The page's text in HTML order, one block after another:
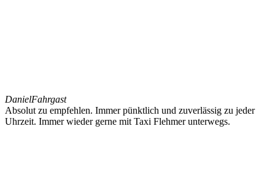
DanielFahrgast
Absolut zu empfehlen. Immer pünktlich und zuverlässig zu jeder
Uhrzeit. Immer wieder gerne mit Taxi Flehmer unterwegs.